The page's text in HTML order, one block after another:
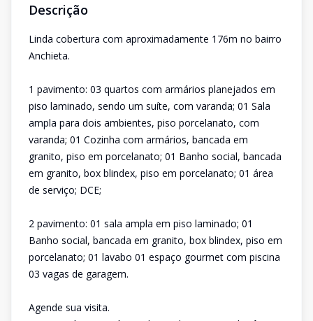
Descrição
Linda cobertura com aproximadamente 176m no bairro
Anchieta.
1 pavimento: 03 quartos com armários planejados em
piso laminado, sendo um suíte, com varanda; 01 Sala
ampla para dois ambientes, piso porcelanato, com
varanda; 01 Cozinha com armários, bancada em
granito, piso em porcelanato; 01 Banho social, bancada
em granito, box blindex, piso em porcelanato; 01 área
de serviço; DCE;
2 pavimento: 01 sala ampla em piso laminado; 01
Banho social, bancada em granito, box blindex, piso em
porcelanato; 01 lavabo 01 espaço gourmet com piscina
03 vagas de garagem.
Agende sua visita.